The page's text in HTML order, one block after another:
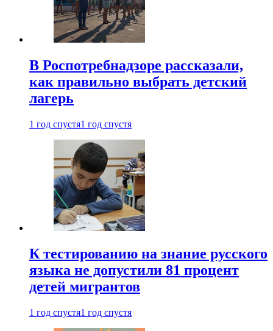
В Роспотребнадзоре рассказали,
как правильно выбрать детский
лагерь
1 год спустя1 год спустя
К тестированию на знание русского
языка не допустили 81 процент
детей мигрантов
1 год спустя1 год спустя